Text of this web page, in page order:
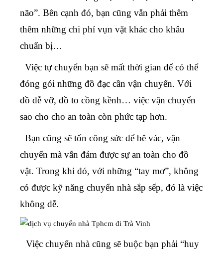
não”. Bên cạnh đó, bạn cũng vẫn phải thêm
thêm những chi phí vụn vặt khác cho khâu
chuẩn bị…
Việc tự chuyển bạn sẽ mất thời gian để có thể
đóng gói những đồ đạc cần vận chuyển. Với
đồ dễ vỡ, đồ to cồng kềnh… việc vận chuyển
sao cho cho an toàn còn phức tạp hơn.
Bạn cũng sẽ tốn công sức để bê vác, vận
chuyển mà vẫn đảm được sự an toàn cho đồ
vật. Trong khi đó, với những “tay mơ”, không
có được kỹ năng chuyển nhà sắp sếp, đó là việc
không dễ.
Việc chuyển nhà cũng sẽ buộc bạn phải “huy